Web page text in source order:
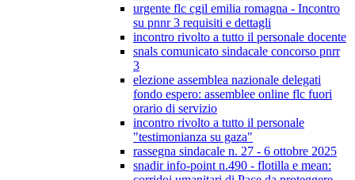
urgente flc cgil emilia romagna - Incontro
su pnnr 3 requisiti e dettagli
incontro rivolto a tutto il personale docente
snals comunicato sindacale concorso pnrr
3
elezione assemblea nazionale delegati
fondo espero: assemblee online flc fuori
orario di servizio
incontro rivolto a tutto il personale
"testimonianza su gaza"
rassegna sindacale n. 27 - 6 ottobre 2025
snadir info-point n.490 - flotilla e mean: